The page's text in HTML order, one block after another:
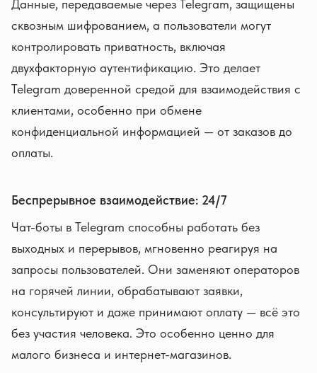
Данные, передаваемые через Telegram, защищены
сквозным шифрованием, а пользователи могут
контролировать приватность, включая
двухфакторную аутентификацию. Это делает
Telegram доверенной средой для взаимодействия с
клиентами, особенно при обмене
конфиденциальной информацией — от заказов до
оплаты.
Беспрерывное взаимодействие: 24/7
Чат-боты в Telegram способны работать без
выходных и перерывов, мгновенно реагируя на
запросы пользователей. Они заменяют операторов
на горячей линии, обрабатывают заявки,
консультируют и даже принимают оплату — всё это
без участия человека. Это особенно ценно для
малого бизнеса и интернет-магазинов.